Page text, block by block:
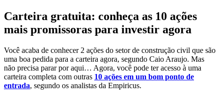
Carteira gratuita: conheça as 10 ações
mais promissoras para investir agora
Você acaba de conhecer 2 ações do setor de construção civil que são
uma boa pedida para a carteira agora, segundo Caio Araujo. Mas
não precisa parar por aqui… Agora, você pode ter acesso à uma
carteira completa com outras 10 ações em um bom ponto de
entrada, segundo os analistas da Empiricus.